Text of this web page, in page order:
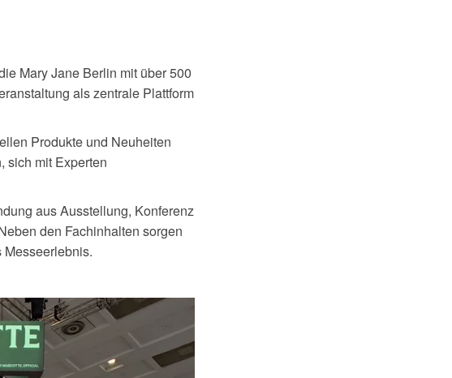
Mary Jane Berlin mit über 500
als zentrale Plattform
Produkte und Neuheiten
sich mit Experten
aus Ausstellung, Konferenz
den Fachinhalten sorgen